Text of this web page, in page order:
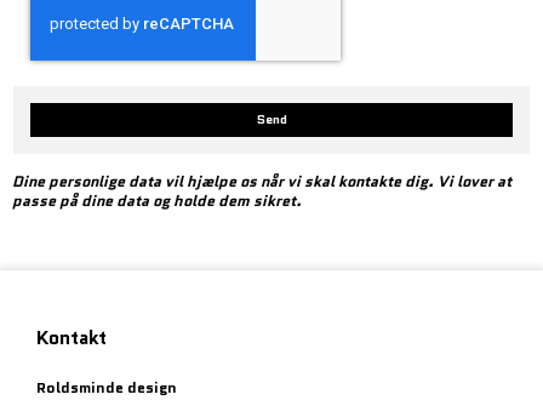
Send
Dine personlige data vil hjælpe os når vi skal kontakte dig. Vi lover at
passe på dine data og holde dem sikret.
Kontakt
Roldsminde design